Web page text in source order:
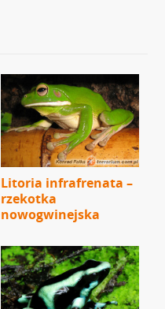
Litoria infrafrenata –
rzekotka
nowogwinejska